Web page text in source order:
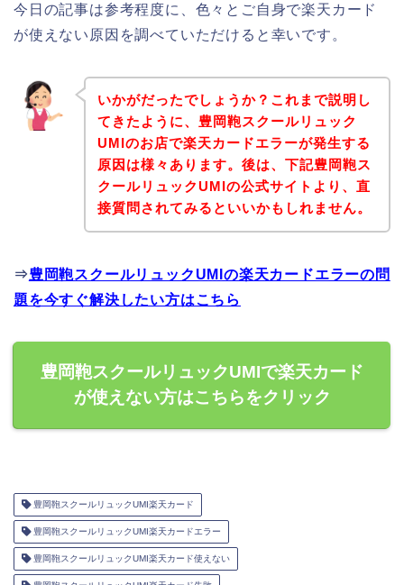
今日の記事は参考程度に、色々とご自身で楽天カード
が使えない原因を調べていただけると幸いです。
いかがだったでしょうか？これまで説明し
てきたように、豊岡鞄スクールリュック
UMIのお店で楽天カードエラーが発生する
原因は様々あります。後は、下記豊岡鞄ス
クールリュックUMIの公式サイトより、直
接質問されてみるといいかもしれません。
⇒豊岡鞄スクールリュックUMIの楽天カードエラーの問
題を今すぐ解決したい方はこちら
豊岡鞄スクールリュックUMIで楽天カード
が使えない方はこちらをクリック
豊岡鞄スクールリュックUMI楽天カード
豊岡鞄スクールリュックUMI楽天カードエラー
豊岡鞄スクールリュックUMI楽天カード使えない